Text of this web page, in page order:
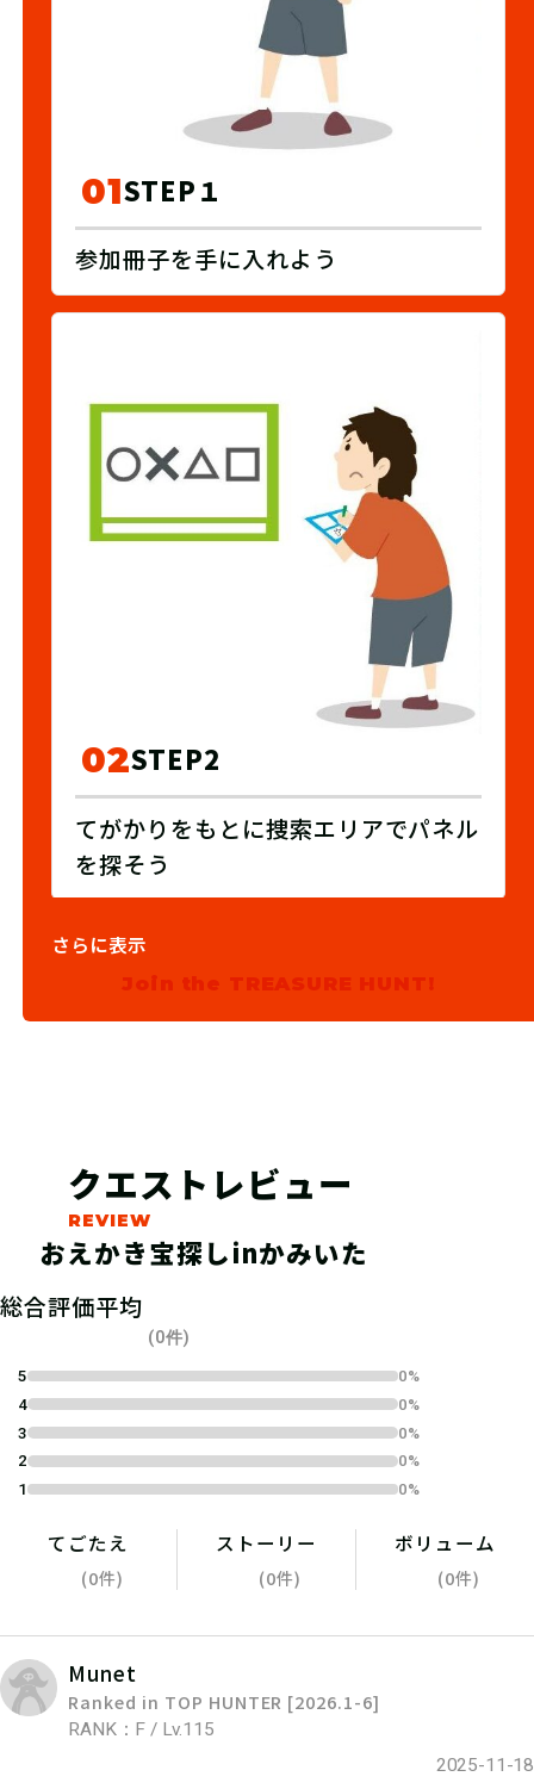
01STEP１
参加冊子を手に入れよう
02STEP2
てがかりをもとに捜索エリアでパネル
を探そう
03STEP3
パネルを見つけて絵とキーワードをか
さらに表示
Join the TREASURE HUNT!
クエストレビュー
おえかき宝探しinかみいた
総合評価平均
(0件)
5
0%
4
0%
3
0%
2
0%
1
0%
てごたえ
(0件)
ストーリー
(0件)
ボリューム
(0件)
Munet
Ranked in TOP HUNTER [2026.1-6]
RANK：F / Lv.115
2025-11-18